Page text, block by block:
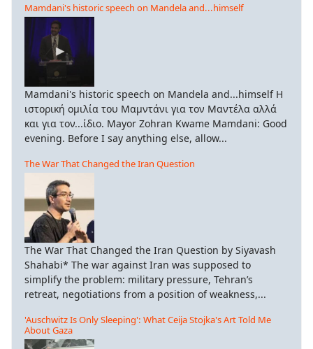
Mamdani's historic speech on Mandela and...himself
Mamdani's historic speech on Mandela and...himself Η
ιστορική ομιλία του Μαμντάνι για τον Μαντέλα αλλά
και για τον...ίδιο. Mayor Zohran Kwame Mamdani: Good
evening. Before I say anything else, allow...
The War That Changed the Iran Question
The War That Changed the Iran Question by Siyavash
Shahabi* The war against Iran was supposed to
simplify the problem: military pressure, Tehran’s
retreat, negotiations from a position of weakness,...
'Auschwitz Is Only Sleeping': What Ceija Stojka's Art Told Me
About Gaza